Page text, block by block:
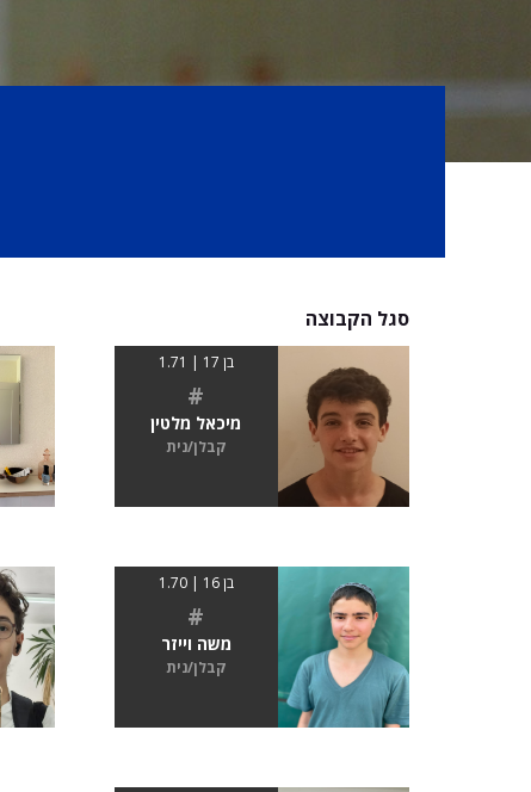
סגל הקבוצה
בן 17 | 1.71
#
מיכאל מלטין
קבלן/נית
בן 16 | 1.70
#
משה וייזר
קבלן/נית